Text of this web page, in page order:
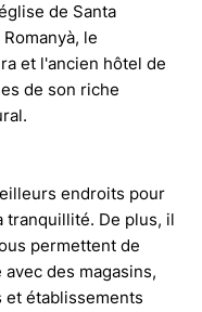
de Santa
le
et l'ancien hôtel de
de son riche
endroits pour
tranquillité. De plus, il
permettent de
des magasins,
et établissements